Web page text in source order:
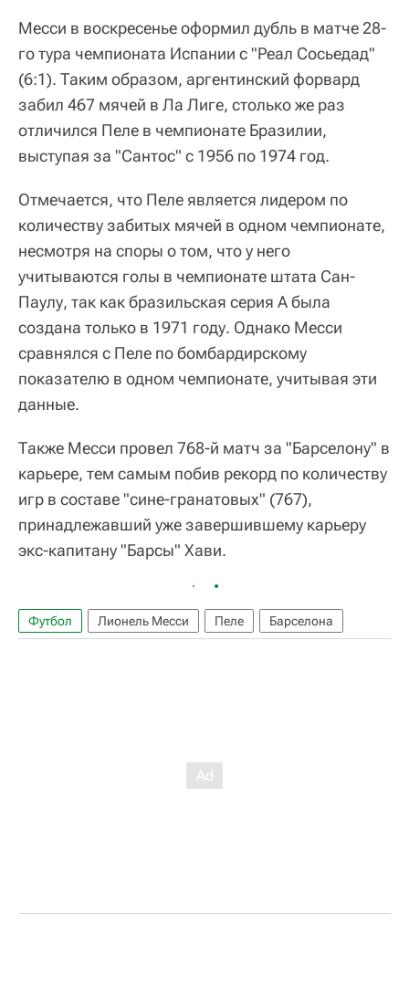
Месси в воскресенье оформил дубль в матче 28-
го тура чемпионата Испании с "Реал Сосьедад"
(6:1). Таким образом, аргентинский форвард
забил 467 мячей в Ла Лиге, столько же раз
отличился Пеле в чемпионате Бразилии,
выступая за "Сантос" с 1956 по 1974 год.
Отмечается, что Пеле является лидером по
количеству забитых мячей в одном чемпионате,
несмотря на споры о том, что у него
учитываются голы в чемпионате штата Сан-
Паулу, так как бразильская серия А была
создана только в 1971 году. Однако Месси
сравнялся с Пеле по бомбардирскому
показателю в одном чемпионате, учитывая эти
данные.
Также Месси провел 768-й матч за "Барселону" в
карьере, тем самым побив рекорд по количеству
игр в составе "сине-гранатовых" (767),
принадлежавший уже завершившему карьеру
экс-капитану "Барсы" Хави.
Футбол Лионель Месси Пеле Барселона